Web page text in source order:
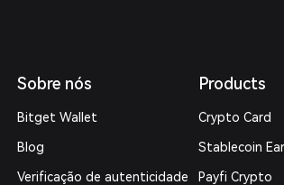
Sobre nós
Bitget Wallet
Blog
Verificação de autenticidade
Products
Crypto Card
Stablecoin
Payfi Crypto